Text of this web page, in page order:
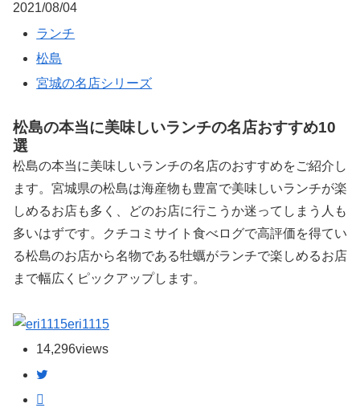
2021/08/04
ランチ
松島
宮城の名店シリーズ
松島の本当に美味しいランチの名店おすすめ10
選
松島の本当に美味しいランチの名店のおすすめをご紹介し
ます。宮城県の松島は海産物も豊富で美味しいランチが楽
しめるお店も多く、どのお店に行こうか迷ってしまう人も
多いはずです。クチコミサイト食べログで高評価を得てい
る松島のお店から名物である牡蠣がランチで楽しめるお店
まで幅広くピックアップします。
eri1115
14,296views